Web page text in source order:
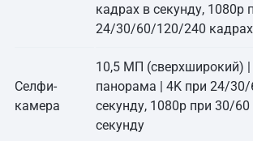
кадрах в секунду, 1080p
24/30/60/120/240 кадрах
Селфи-
камера
10,5 МП (сверхширокий) |
панорама | 4K при 24/
секунду, 1080p при 30/
секунду